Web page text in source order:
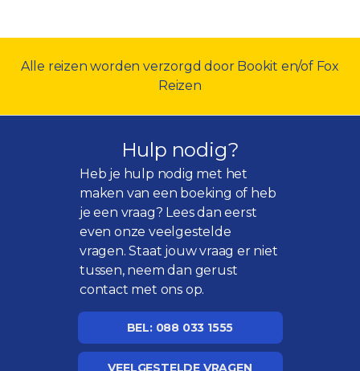
Alle reizen worden verzorgd door Bookit en/of Fox
Reizen
Hulp nodig?
Heb je hulp nodig met het
maken van een boeking of heb
je een vraag? Lees dan eerst
even onzeveelgestelde
vragen. Staat jouw vraag er niet
tussen, neem dan gerust
contact met ons op.
BEL: 088 033 1555
VEELGESTELDE VRAGEN